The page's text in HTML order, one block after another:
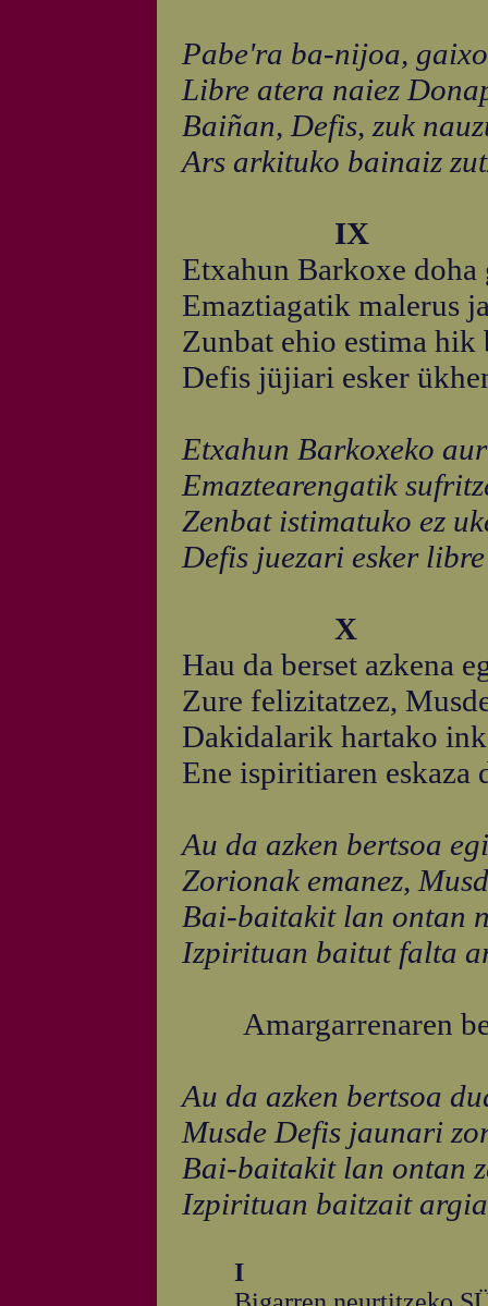
Pabe'ra ba-nijoa,
Libre atera naiez
Baiñan, Defis, zuk
Ars arkituko bainaiz
IX
Etxahun Barkoxe doha
Emaztiagatik malerus
Zunbat ehio estima hik
Defis jüjiari esker
Etxahun Barkoxeko
Emaztearengatik
Zenbat istimatuko ez
Defis juezari esker
X
Hau da berset azkena
Zure felizitatzez,
Dakidalarik hartako
Ene ispiritiaren eskaza
Au da azken bertsoa
Zorionak emanez,
Bai-baitakit lan ontan
Izpirituan baitut falta
Amargarrenaren
Au da azken bertsoa
Musde Defis jaunari
Bai-baitakit lan ontan
Izpirituan baitzait
I